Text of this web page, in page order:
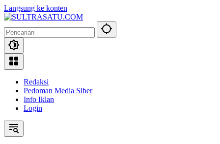
Langsung ke konten
Redaksi
Pedoman Media Siber
Info Iklan
Login